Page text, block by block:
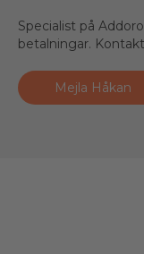
Specialist på
betalningar.
Mejla Håkan